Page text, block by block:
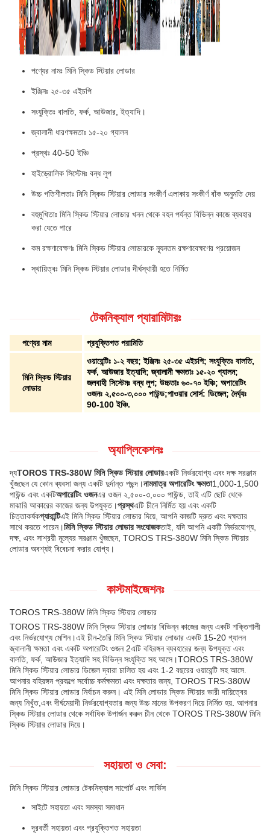
পণ্যের নামঃ মিনি স্কিড স্টিয়ার লোডার
ইঞ্জিনঃ ২৫-৩৫ এইচপি
সংযুক্তিঃ বালতি, ফর্ক, আউজার, ইত্যাদি।
জ্বালানী ধারণক্ষমতাঃ ১৫-২০ গ্যালন
প্রস্থঃ 40-50 ইঞ্চি
হাইড্রোলিক সিস্টেমঃ বন্ধ লুপ
উচ্চ গতিশীলতাঃ মিনি স্কিড স্টিয়ার লোডার সংকীর্ণ এলাকায় সংকীর্ণ বাঁক অনুমতি দেয়
বহুমুখিতাঃ মিনি স্কিড স্টিয়ার লোডার খনন থেকে বহন পর্যন্ত বিভিন্ন কাজে ব্যবহার
করা যেতে পারে
কম রক্ষণাবেক্ষণঃ মিনি স্কিড স্টিয়ার লোডারকে ন্যূনতম রক্ষণাবেক্ষণের প্রয়োজন
স্থায়িত্বঃ মিনি স্কিড স্টিয়ার লোডার দীর্ঘস্থায়ী হতে নির্মিত
টেকনিক্যাল প্যারামিটারঃ
পণ্যের নাম প্রযুক্তিগত পরামিতি
মিনি স্কিড স্টিয়ার
লোডার
ওয়ারেন্টিঃ ১-২ বছর; ইঞ্জিনঃ ২৫-৩৫ এইচপি; সংযুক্তিঃ বালতি,
ফর্ক, আউজার ইত্যাদি; জ্বালানী ক্ষমতাঃ ১৫-২০ গ্যালন;
জলবাহী সিস্টেমঃ বন্ধ লুপ; উচ্চতাঃ ৬০-৭০ ইঞ্চি; অপারেটিং
ওজনঃ ২,৫০০-৩,০০০ পাউন্ড;পাওয়ার সোর্স: ডিজেল; দৈর্ঘ্যঃ
90-100 ইঞ্চি.
অ্যাপ্লিকেশনঃ
দ্যTOROS TRS-380W মিনি স্কিড স্টিয়ার লোডারএকটি নির্ভরযোগ্য এবং দক্ষ সরঞ্জাম
খুঁজছেন যে কোন ব্যবসা জন্য একটি দুর্দান্ত পছন্দ।নামমাত্র অপারেটিং ক্ষমতা1,000-1,500
পাউন্ড এবং একটিঅপারেটিং ওজনএর ওজন ২,৫০০-৩,০০০ পাউন্ড, তাই এটি ছোট থেকে
মাঝারি আকারের কাজের জন্য উপযুক্ত।প্রস্থএটি চীনে নির্মিত হয় এবং একটি
চিত্তাকর্ষকগ্যারান্টিএই মিনি স্কিড স্টিয়ার লোডার দিয়ে, আপনি কাজটি দ্রুত এবং দক্ষতার
সাথে করতে পারেন।মিনি স্কিড স্টিয়ার লোডার সংযোজকতাই, যদি আপনি একটি নির্ভরযোগ্য,
দক্ষ, এবং সাশ্রয়ী মূল্যের সরঞ্জাম খুঁজছেন, TOROS TRS-380W মিনি স্কিড স্টিয়ার
লোডার অবশ্যই বিবেচনা করার যোগ্য।
কাস্টমাইজেশনঃ
TOROS TRS-380W মিনি স্কিড স্টিয়ার লোডার
TOROS TRS-380W মিনি স্কিড স্টিয়ার লোডার বিভিন্ন কাজের জন্য একটি শক্তিশালী
এবং নির্ভরযোগ্য মেশিন।এই চীন-তৈরি মিনি স্কিড স্টিয়ার লোডার একটি 15-20 গ্যালন
জ্বালানী ক্ষমতা এবং একটি অপারেটিং ওজন 2এটি বহিরঙ্গন ব্যবহারের জন্য উপযুক্ত এবং
বালতি, ফর্ক, আউজার ইত্যাদি সহ বিভিন্ন সংযুক্তি সহ আসে।TOROS TRS-380W
মিনি স্কিড স্টিয়ার লোডার ডিজেল দ্বারা চালিত হয় এবং 1-2 বছরের ওয়ারেন্টি সহ আসে.
আপনার বহিরঙ্গন প্রকল্পে সর্বোচ্চ কর্মক্ষমতা এবং দক্ষতার জন্য, TOROS TRS-380W
মিনি স্কিড স্টিয়ার লোডার নির্বাচন করুন। এই মিনি লোডার স্কিড স্টিয়ার ভারী দায়িত্বের
জন্য নিখুঁত,এবং দীর্ঘমেয়াদী নির্ভরযোগ্যতার জন্য উচ্চ মানের উপকরণ দিয়ে নির্মিত হয়. আপনার
স্কিড স্টিয়ার লোডার থেকে সর্বাধিক উপার্জন করুন চীন থেকে TOROS TRS-380W মিনি
স্কিড স্টিয়ার লোডার দিয়ে।
সহায়তা ও সেবা:
মিনি স্কিড স্টিয়ার লোডার টেকনিক্যাল সাপোর্ট এবং সার্ভিস
সাইটে সহায়তা এবং সমস্যা সমাধান
দূরবর্তী সহায়তা এবং প্রযুক্তিগত সহায়তা